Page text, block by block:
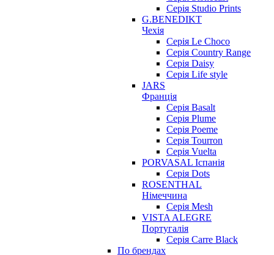
Серія Studio Prints
G.BENEDIKT
Чехія
Cерія Le Choco
Серія Country Range
Серія Daisy
Серія Life style
JARS
Франція
Серія Basalt
Серія Plume
Серія Poeme
Серія Tourron
Серія Vuelta
PORVASAL Іспанія
Серія Dots
ROSENTHAL
Німеччина
Серія Mesh
VISTA ALEGRE
Португалія
Серія Carre Black
По брендах